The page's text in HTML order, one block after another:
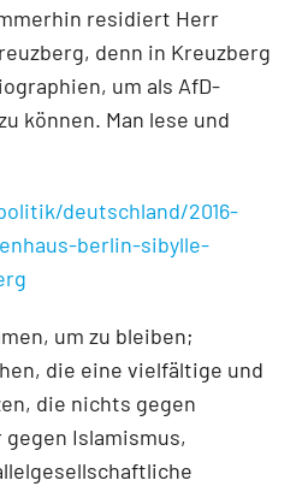
residiert Herr
denn in Kreuzberg
um als AfD-
können. Man lese und
deutschland/2016-
berlin-sibylle-
um zu bleiben;
die eine vielfältige und
die nichts gegen
gegen Islamismus,